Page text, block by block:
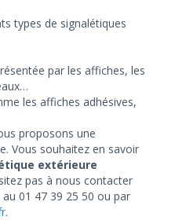
types de signalétiques
par les affiches, les
les affiches adhésives,
proposons une
Vous souhaitez en savoir
extérieure
pas à nous contacter
01 47 39 25 50 ou par
.